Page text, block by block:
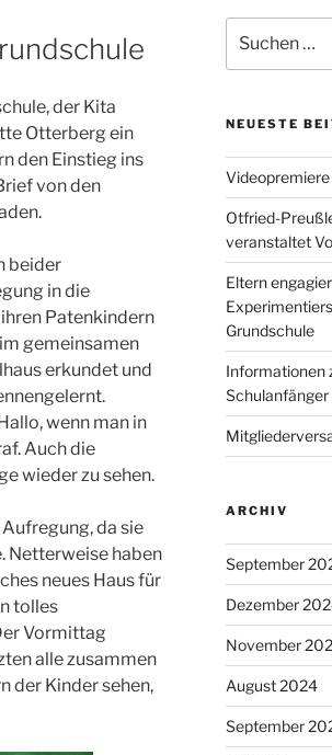
der Kita
Otterberg ein
den Einstieg ins
von den
beider
in die
Patenkindern
gemeinsamen
erkundet und
wenn man in
Auch die
wieder zu sehen.
da sie
Netterweise haben
neues Haus für
tolles
Vormittag
alle zusammen
der Kinder sehen,
nach:
NEUESTE
Videopremiere
Otfried-
veranstaltet
Eltern
Grundschule
Informationen
Schulanfänger
ARCHIV
September
Dezember
November
August 2024
September